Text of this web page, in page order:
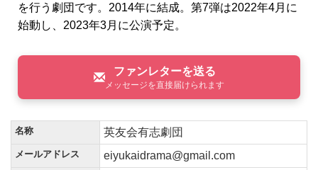
を行う劇団です。2014年に結成。第7弾は2022年4月に
始動し、2023年3月に公演予定。
ファンレターを送る
メッセージを直接届けられます
名称 英友会有志劇団
メールアドレス eiyukaidrama@gmail.com